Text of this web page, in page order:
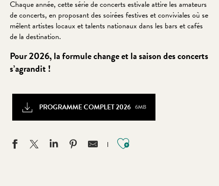
Chaque année, cette série de concerts estivale attire les amateurs
de concerts, en proposant des soirées festives et conviviales où se
mêlent artistes locaux et talents nationaux dans les bars et cafés
de la destination.
Pour 2026, la formule change et la saison des concerts
s’agrandit !
PROGRAMME COMPLET 2026 6MB
Ajouter aux